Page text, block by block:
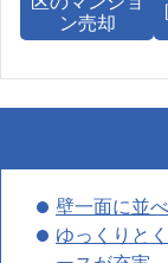
ン売却
壁一面に並
ゆっくりと